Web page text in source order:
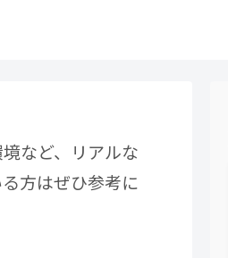
など、リアルな
方はぜひ参考に